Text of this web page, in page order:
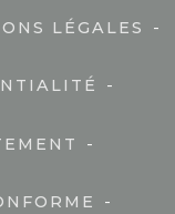
LÉGALES -
-
-
-